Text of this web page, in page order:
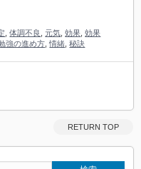
,体調不良 ,元気 ,効果 ,効果
強の進め方 ,情緒 ,秘訣
RETURN TOP